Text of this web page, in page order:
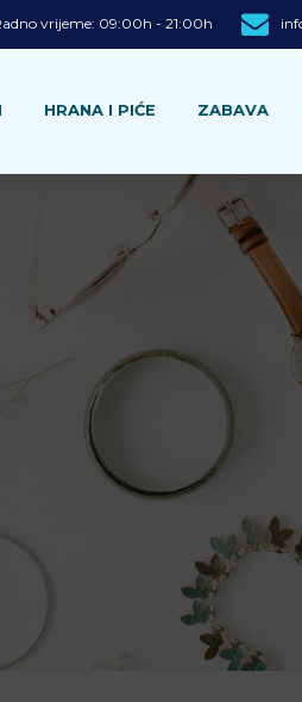
vrijeme: 09:00h - 21:00h
HRANA I PIĆE ZABAVA